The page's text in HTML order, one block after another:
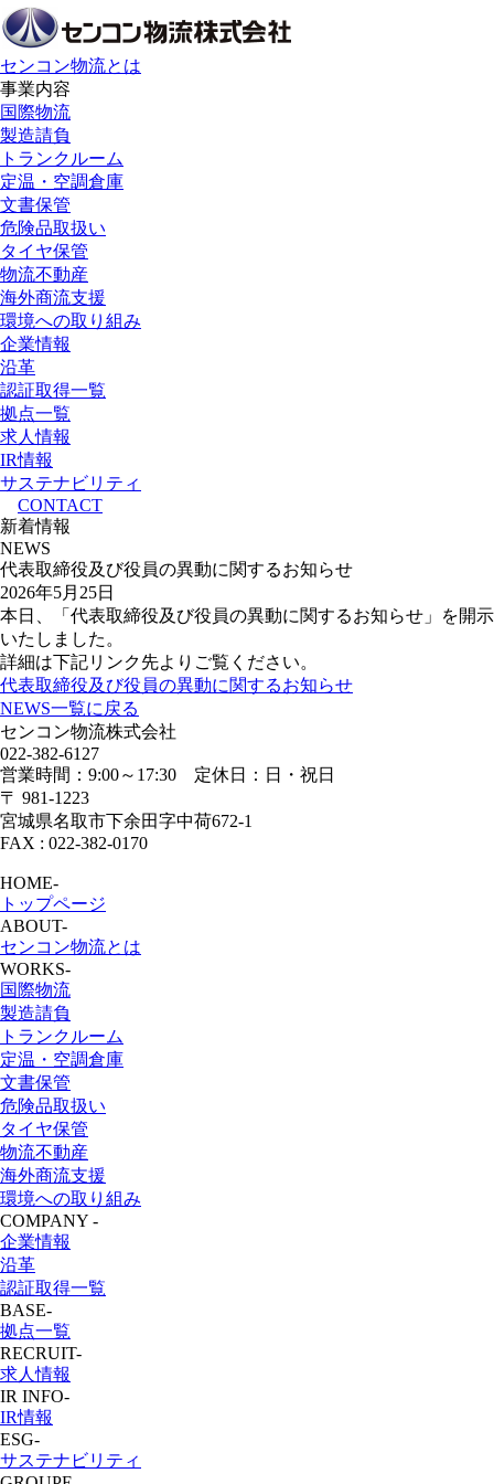
センコン物流とは
事業内容
国際物流
製造請負
トランクルーム
定温・空調倉庫
文書保管
危険品取扱い
タイヤ保管
物流不動産
海外商流支援
環境への取り組み
企業情報
沿革
認証取得一覧
拠点一覧
求人情報
IR情報
サステナビリティ
CONTACT
新着情報
NEWS
代表取締役及び役員の異動に関するお知らせ
2026年5月25日
本日、「代表取締役及び役員の異動に関するお知らせ」を開示
いたしました。
詳細は下記リンク先よりご覧ください。
代表取締役及び役員の異動に関するお知らせ
NEWS一覧に戻る
センコン物流株式会社
022-382-6127
営業時間：9:00～17:30 定休日：日・祝日
〒 981-1223
宮城県名取市下余田字中荷672-1
FAX : 022-382-0170
HOME-
トップページ
ABOUT-
センコン物流とは
WORKS-
国際物流
製造請負
トランクルーム
定温・空調倉庫
文書保管
危険品取扱い
タイヤ保管
物流不動産
海外商流支援
環境への取り組み
COMPANY -
企業情報
沿革
認証取得一覧
BASE-
拠点一覧
RECRUIT-
求人情報
IR INFO-
IR情報
ESG-
サステナビリティ